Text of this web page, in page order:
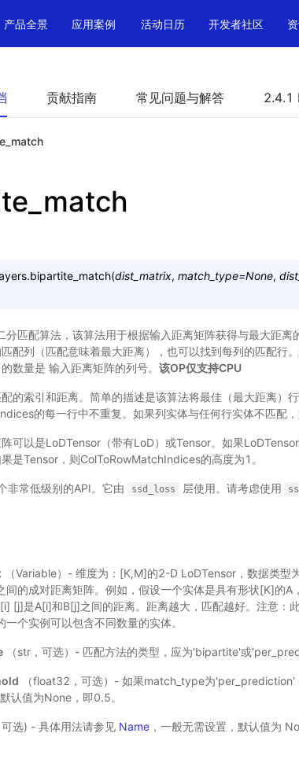
产品全景 应用案例 活动日历 开发者社区
贡献指南 常见问题与解答 2.4.1
bipartite_match(dist_matrix, match_type=None,
分匹配算法，该算法用于根据输入距离矩阵获得与最大距
配列（匹配意味着最大距离），也可以找到每列的匹配行
数量是 输入距离矩阵的列号。 该OP仅支持CPU
的索引和距离。简单的描述是该算法将最佳（最大距离）
的每一行中不重复。如果列实体与任何行实体不匹配
可以是LoDTensor（带有LoD）或Tensor。如果
是Tensor，则ColToRowMatchIndices的高度为1。
非常低级别的API。它由 ssd_loss 层使用。请考虑使用
（Variable）- 维度为：[K,M]的2-D LoDTensor，数据类
间的成对距离矩阵。例如，假设一个实体是具有形状[K]的A
[j]是A[i]和B[j]之间的距离。距离越大，匹配越好。注意：
一个实例可以包含不同数量的实体。
（str，可选）- 匹配方法的类型，应为'bipartite'或
（float32，可选）- 如果match_type为'per_prediction'
认值为None，即0.5。
选) - 具体用法请参见 Name ，一般无需设置，默认值为